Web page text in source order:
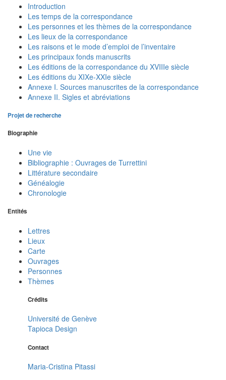
Introduction
Les temps de la correspondance
Les personnes et les thèmes de la correspondance
Les lieux de la correspondance
Les raisons et le mode d’emploi de l’inventaire
Les principaux fonds manuscrits
Les éditions de la correspondance du XVIIIe siècle
Les éditions du XIXe-XXIe siècle
Annexe I. Sources manuscrites de la correspondance
Annexe II. Sigles et abréviations
Projet de recherche
Biographie
Une vie
Bibliographie : Ouvrages de Turrettini
Littérature secondaire
Généalogie
Chronologie
Entités
Lettres
Lieux
Carte
Ouvrages
Personnes
Thèmes
Crédits
Université de Genève
Tapioca Design
Contact
Maria-Cristina Pitassi